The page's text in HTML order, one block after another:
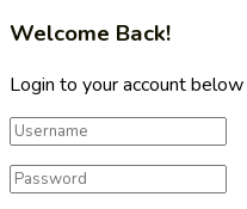
Welcome Back!
Login to your account below